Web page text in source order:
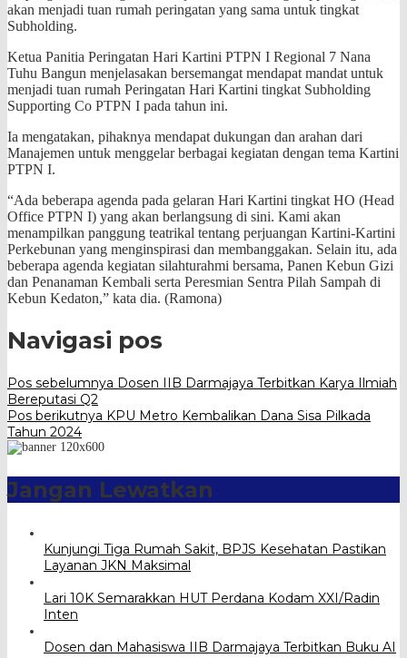
akan menjadi tuan rumah peringatan yang sama untuk tingkat
Subholding.
Ketua Panitia Peringatan Hari Kartini PTPN I Regional 7 Nana
Tuhu Bangun menjelasakan bersemangat mendapat mandat untuk
menjadi tuan rumah Peringatan Hari Kartini tingkat Subholding
Supporting Co PTPN I pada tahun ini.
Ia mengatakan, pihaknya mendapat dukungan dan arahan dari
Manajemen untuk menggelar berbagai kegiatan dengan tema Kartini
PTPN I.
“Ada beberapa agenda pada gelaran Hari Kartini tingkat HO (Head
Office PTPN I) yang akan berlangsung di sini. Kami akan
menampilkan panggung teatrikal tentang perjuangan Kartini-Kartini
Perkebunan yang menginspirasi dan membanggakan. Selain itu, ada
beberapa agenda kegiatan silahturahmi bersama, Panen Kebun Gizi
dan Penanaman Kembali serta Peresmian Sentra Pilah Sampah di
Kebun Kedaton,” kata dia. (Ramona)
Navigasi pos
Pos sebelumnya Dosen IIB Darmajaya Terbitkan Karya Ilmiah
Bereputasi Q2
Pos berikutnya KPU Metro Kembalikan Dana Sisa Pilkada
Tahun 2024
Jangan Lewatkan
Kunjungi Tiga Rumah Sakit, BPJS Kesehatan Pastikan
Layanan JKN Maksimal
Lari 10K Semarakkan HUT Perdana Kodam XXI/Radin
Inten
Dosen dan Mahasiswa IIB Darmajaya Terbitkan Buku AI